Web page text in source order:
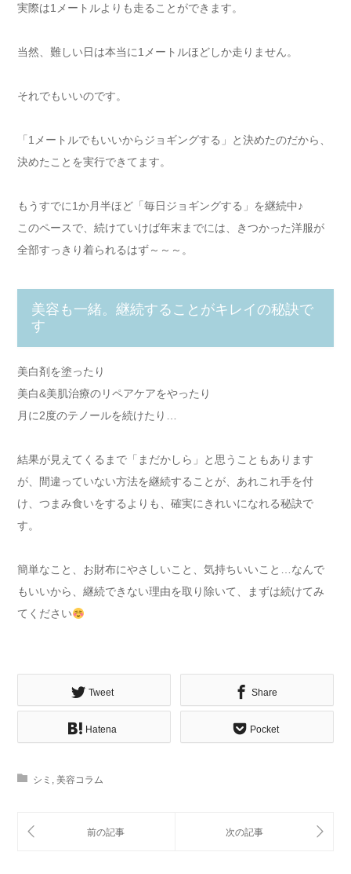
実際は1メートルよりも走ることができます。
当然、難しい日は本当に1メートルほどしか走りません。
それでもいいのです。
「1メートルでもいいからジョギングする」と決めたのだから、
決めたことを実行できてます。
もうすでに1か月半ほど「毎日ジョギングする」を継続中♪
このペースで、続けていけば年末までには、きつかった洋服が
全部すっきり着られるはず～～～。
美容も一緒。継続することがキレイの秘訣で
す
美白剤を塗ったり
美白&美肌治療のリペアケアをやったり
月に2度のテノールを続けたり…
結果が見えてくるまで「まだかしら」と思うこともあります
が、間違っていない方法を継続することが、あれこれ手を付
け、つまみ食いをするよりも、確実にきれいになれる秘訣で
す。
簡単なこと、お財布にやさしいこと、気持ちいいこと…なんで
もいいから、継続できない理由を取り除いて、まずは続けてみ
てください
Tweet Share
Hatena Pocket
シミ 美容コラム